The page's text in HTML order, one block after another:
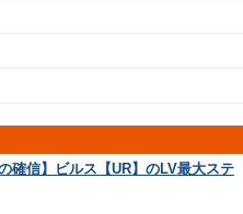
確信】ビルス【UR】のLV最大ステ